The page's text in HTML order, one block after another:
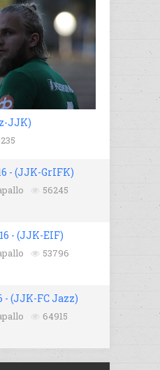
JJK)
- (JJK-GrIFK)
56245
- (JJK-EIF)
53796
- (JJK-FC Jazz)
64915